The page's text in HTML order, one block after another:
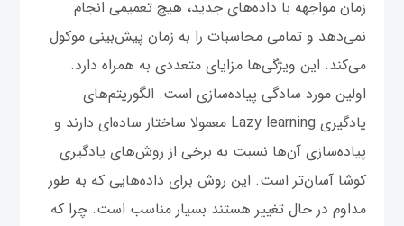
زمان مواجهه با داده‌های جدید، هیچ تعمیمی انجام
نمی‌دهد و تمامی محاسبات را به زمان پیش‌بینی موکول
می‌کند. این ویژگی‌ها مزایای متعددی به همراه دارد.
اولین مورد سادگی پیاده‌سازی است. الگوریتم‌های
یادگیری Lazy learning معمولا ساختار ساده‌ای دارند و
پیاده‌سازی آن‌ها نسبت به برخی از روش‌های یادگیری
کوشا آسان‌تر است. این روش برای داده‌هایی که به طور
مداوم در حال تغییر هستند بسیار مناسب است. چرا که